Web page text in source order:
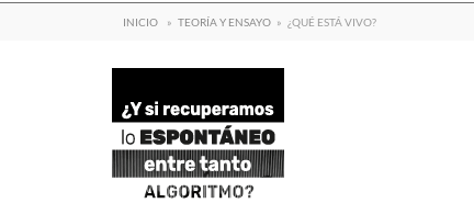
INICIO » TEORÍA Y ENSAYO » ¿QUÉ ESTÁ VIVO?